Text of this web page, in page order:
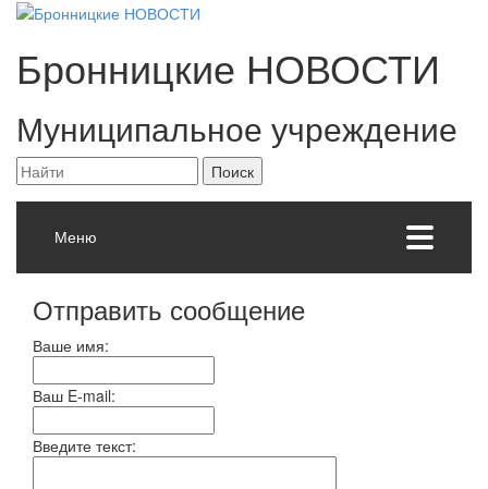
Бронницкие НОВОСТИ
Муниципальное учреждение
Меню
Отправить сообщение
Ваше имя:
Ваш E-mail:
Введите текст: